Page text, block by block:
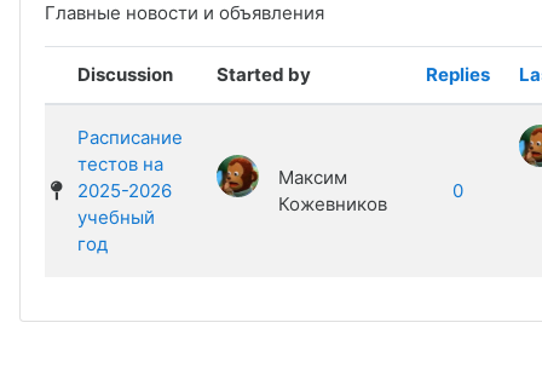
Главные новости и объявления
Discussion Started by Replies
Расписание
тестов на
2025-2026
учебный
год
Максим
Кожевников
0